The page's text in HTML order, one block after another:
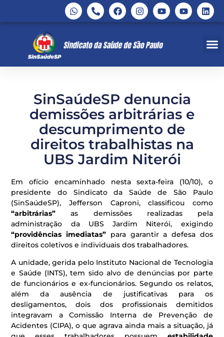
SinSaúdeSP denuncia
demissões arbitrárias e
descumprimento de
direitos trabalhistas na
UBS Jardim Niterói
Em ofício encaminhado nesta sexta-feira (10/10), o
presidente do Sindicato da Saúde de São Paulo
(SinSaúdeSP), Jefferson Caproni, classificou como
“arbitrárias” as demissões realizadas pela
administração da UBS Jardim Niterói, exigindo
“providências imediatas” para garantir a defesa dos
direitos coletivos e individuais dos trabalhadores.
A unidade, gerida pelo Instituto Nacional de Tecnologia
e Saúde (INTS), tem sido alvo de denúncias por parte
de funcionários e ex-funcionários. Segundo os relatos,
além da ausência de justificativas para os
desligamentos, dois dos profissionais demitidos
integravam a Comissão Interna de Prevenção de
Acidentes (CIPA), o que agrava ainda mais a situação, já